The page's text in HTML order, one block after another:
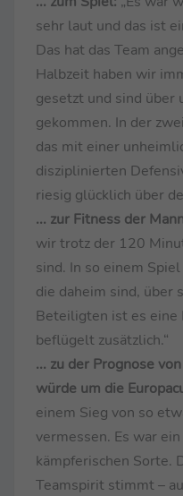
sehr laut und das ist
Das hat das Team
Halbzeit haben wir
gesetzt und sind über
gekommen. In der
das mit einer
disziplinierten
riesig glücklich über
... zur Fitness der
wir trotz der 120
sind. In so einem
die daheim sind, über
Beteiligten ist es eine
beflügelt zusätzlich.“
... zu der Prognose
würde um die
einem Sieg von so
vermessen. Es war
kämpferischen Sorte.
Teamspirit stimmt –